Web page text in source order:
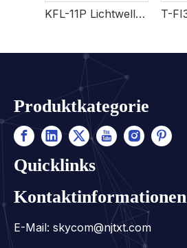
KFL-11P Lichtwellenleiter-Identifikator
Produktkategorie
Quicklinks
Kontaktinformationen
E-Mail: skycom@njtxt.com